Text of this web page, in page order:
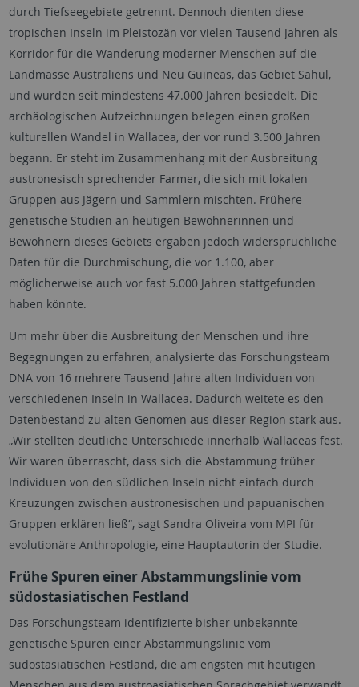
durch Tiefseegebiete getrennt. Dennoch dienten diese
tropischen Inseln im Pleistozän vor vielen Tausend Jahren als
Korridor für die Wanderung moderner Menschen auf die
Landmasse Australiens und Neu Guineas, das Gebiet Sahul,
und wurden seit mindestens 47.000 Jahren besiedelt. Die
archäologischen Aufzeichnungen belegen einen großen
kulturellen Wandel in Wallacea, der vor rund 3.500 Jahren
begann. Er steht im Zusammenhang mit der Ausbreitung
austronesisch sprechender Farmer, die sich mit lokalen
Gruppen aus Jägern und Sammlern mischten. Frühere
genetische Studien an heutigen Bewohnerinnen und
Bewohnern dieses Gebiets ergaben jedoch widersprüchliche
Daten für die Durchmischung, die vor 1.100, aber
möglicherweise auch vor fast 5.000 Jahren stattgefunden
haben könnte.
Um mehr über die Ausbreitung der Menschen und ihre
Begegnungen zu erfahren, analysierte das Forschungsteam
DNA von 16 mehrere Tausend Jahre alten Individuen von
verschiedenen Inseln in Wallacea. Dadurch weitete es den
Datenbestand zu alten Genomen aus dieser Region stark aus.
„Wir stellten deutliche Unterschiede innerhalb Wallaceas fest.
Wir waren überrascht, dass sich die Abstammung früher
Individuen von den südlichen Inseln nicht einfach durch
Kreuzungen zwischen austronesischen und papuanischen
Gruppen erklären ließ“, sagt Sandra Oliveira vom MPI für
evolutionäre Anthropologie, eine Hauptautorin der Studie.
Frühe Spuren einer Abstammungslinie vom
südostasiatischen Festland
Das Forschungsteam identifizierte bisher unbekannte
genetische Spuren einer Abstammungslinie vom
südostasiatischen Festland, die am engsten mit heutigen